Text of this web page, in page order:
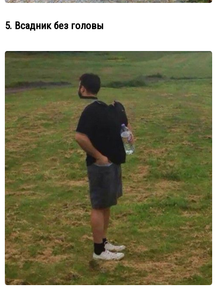
5. Всадник без головы